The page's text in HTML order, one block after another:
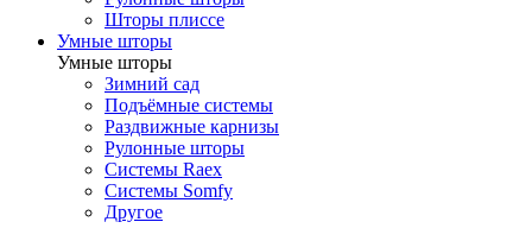
Шторы плиссе
Умные шторы
Умные шторы
Зимний сад
Подъёмные системы
Раздвижные карнизы
Рулонные шторы
Системы Raex
Системы Somfy
Другое